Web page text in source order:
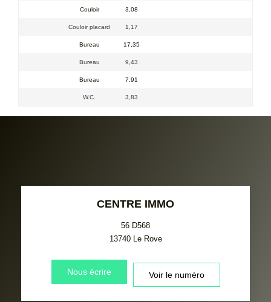
Couloir 3,08
Couloir placard 1,17
Bureau 17,35
Bureau 9,43
Bureau 7,91
W.C. 3,83
CENTRE IMMO
56 D568
13740 Le Rove
Nous écrire Voir le numéro